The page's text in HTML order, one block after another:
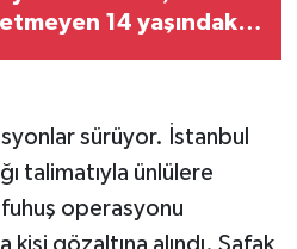
etmeyen 14 yaşındaki
sürüyor. İstanbul
talimatıyla ünlülere
operasyonu